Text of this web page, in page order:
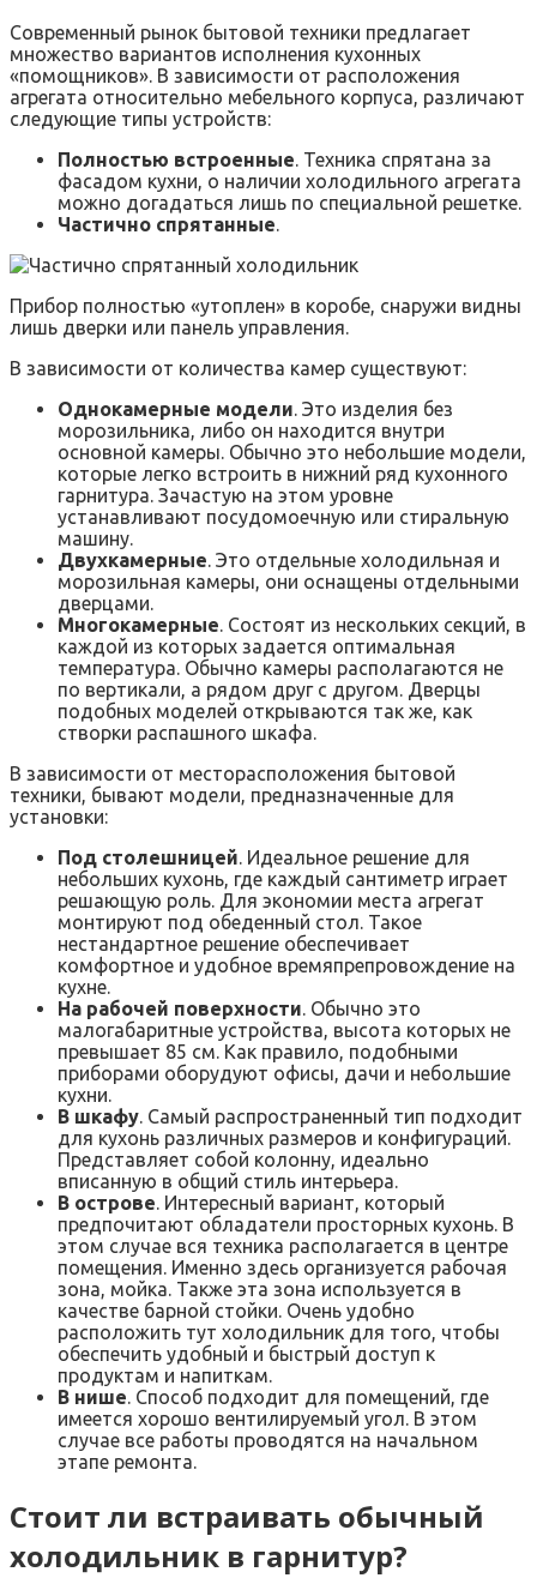
Современный рынок бытовой техники предлагает
множество вариантов исполнения кухонных
«помощников». В зависимости от расположения
агрегата относительно мебельного корпуса, различают
следующие типы устройств:
Полностью встроенные. Техника спрятана за
фасадом кухни, о наличии холодильного агрегата
можно догадаться лишь по специальной решетке.
Частично спрятанные.
Прибор полностью «утоплен» в коробе, снаружи видны
лишь дверки или панель управления.
В зависимости от количества камер существуют:
Однокамерные модели. Это изделия без
морозильника, либо он находится внутри
основной камеры. Обычно это небольшие модели,
которые легко встроить в нижний ряд кухонного
гарнитура. Зачастую на этом уровне
устанавливают посудомоечную или стиральную
машину.
Двухкамерные. Это отдельные холодильная и
морозильная камеры, они оснащены отдельными
дверцами.
Многокамерные. Состоят из нескольких секций, в
каждой из которых задается оптимальная
температура. Обычно камеры располагаются не
по вертикали, а рядом друг с другом. Дверцы
подобных моделей открываются так же, как
створки распашного шкафа.
В зависимости от месторасположения бытовой
техники, бывают модели, предназначенные для
установки:
Под столешницей. Идеальное решение для
небольших кухонь, где каждый сантиметр играет
решающую роль. Для экономии места агрегат
монтируют под обеденный стол. Такое
нестандартное решение обеспечивает
комфортное и удобное времяпрепровождение на
кухне.
На рабочей поверхности. Обычно это
малогабаритные устройства, высота которых не
превышает 85 см. Как правило, подобными
приборами оборудуют офисы, дачи и небольшие
кухни.
В шкафу. Самый распространенный тип подходит
для кухонь различных размеров и конфигураций.
Представляет собой колонну, идеально
вписанную в общий стиль интерьера.
В острове. Интересный вариант, который
предпочитают обладатели просторных кухонь. В
этом случае вся техника располагается в центре
помещения. Именно здесь организуется рабочая
зона, мойка. Также эта зона используется в
качестве барной стойки. Очень удобно
расположить тут холодильник для того, чтобы
обеспечить удобный и быстрый доступ к
продуктам и напиткам.
В нише. Способ подходит для помещений, где
имеется хорошо вентилируемый угол. В этом
случае все работы проводятся на начальном
этапе ремонта.
Стоит ли встраивать обычный
холодильник в гарнитур?